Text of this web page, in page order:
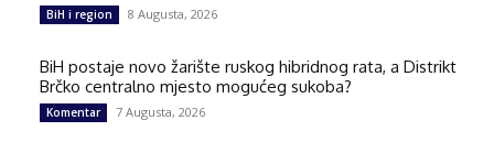
BiH i region 8 Augusta, 2026
BiH postaje novo žarište ruskog hibridnog rata, a Distrikt
Brčko centralno mjesto mogućeg sukoba?
Komentar 7 Augusta, 2026